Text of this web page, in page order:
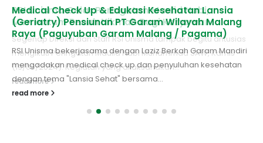
RSI Unisma Gelar Peringatan Maulid Nabi,
Momentum Penuh Hikmah Bagi Karyawan
Segenap Direksi dan Staff RSI Unisma tampak begitu antusias
mengikuti Peringatan Maulid Nabi Muhammad SAW, Kamis
(19/09/2024). Kegiatan yang dilaksanakan...
read more
Medical Check Up & Edukasi Kesehatan Lansia
(Geriatry) Pensiunan PT Garam Wilayah Malang
Raya (Paguyuban Garam Malang / Pagama)
RSI Unisma bekerjasama dengan Laziz Berkah Garam Mandiri
mengadakan medical check up dan penyuluhan kesehatan
dengan tema "Lansia Sehat" bersama...
read more